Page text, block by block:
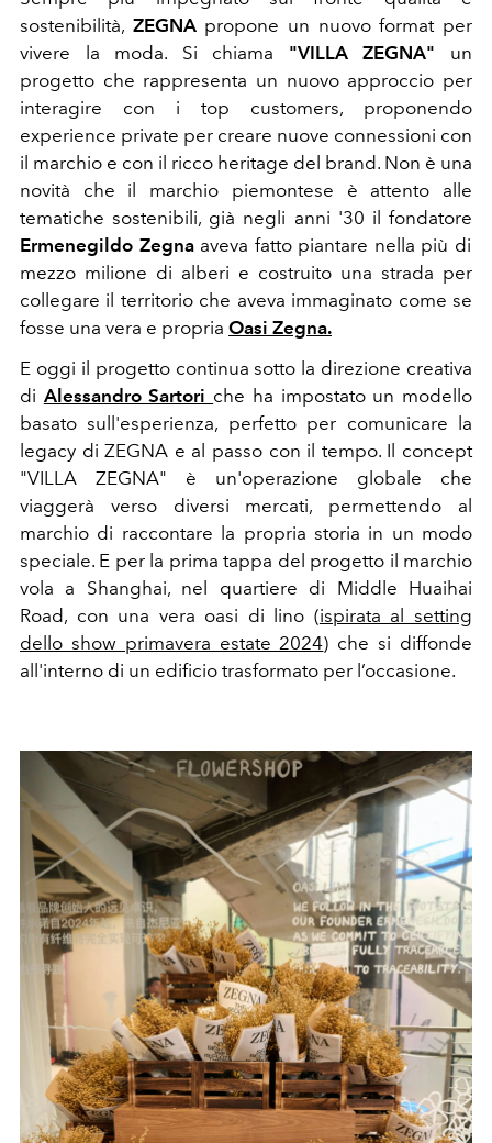
sostenibilità, ZEGNApropone un nuovo format per
vivere la moda. Si chiama "VILLA ZEGNA" un
progetto che rappresenta un nuovo approccio per
interagire con i top customers, proponendo
experience private per creare nuove connessioni con
il marchio e con il ricco heritage del brand. Non è una
novità che il marchio piemontese è attento alle
tematiche sostenibili, già negli anni '30 il fondatore
Ermenegildo Zegnaaveva fatto piantare nella più di
mezzo milione di alberi e costruito una strada per
collegare il territorio che aveva immaginato come se
fosse una vera e propria Oasi Zegna.
E oggi il progetto continua sotto la direzione creativa
di Alessandro Sartori che ha impostato un modello
basato sull'esperienza, perfetto per comunicare la
legacy di ZEGNA e al passo con il tempo. Il concept
"VILLA ZEGNA" è un'operazione globale che
viaggerà verso diversi mercati, permettendo al
marchio di raccontare la propria storia in un modo
speciale. E per la prima tappa del progetto il marchio
vola a Shanghai, nel quartiere di Middle Huaihai
Road, con una vera oasi di lino (ispirata al setting
dello show primavera estate 2024) che si diffonde
all'interno di un edificio trasformato per l’occasione.